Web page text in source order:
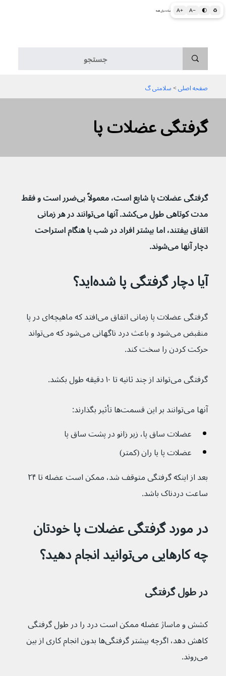
A+ A− 🌓 ♻ اطلاعات پزشکی و بهداشتی به زبان ساده برای همه
گرفتگی عضلات پا
صفحه اصلی > سلامتی گ
گرفتگی عضلات پا شایع است، معمولاً بی‌ضرر است و فقط
مدت کوتاهی طول می‌کشد. آنها می‌توانند در هر زمانی
اتفاق بیفتند، اما بیشتر افراد در شب یا هنگام استراحت
دچار آنها می‌شوند.
آیا دچار گرفتگی پا شده‌اید؟
گرفتگی عضلات پا زمانی اتفاق می‌افتد که ماهیچه‌ای در پا
منقبض می‌شود و باعث درد ناگهانی می‌شود که می‌تواند
حرکت کردن را سخت کند.
گرفتگی می‌تواند از چند ثانیه تا ۱۰ دقیقه طول بکشد.
آنها می‌توانند بر این قسمت‌ها تأثیر بگذارند:
عضلات ساق پا، زیر زانو در پشت ساق پا
عضلات پا یا ران (کمتر)
ساعت دردناک باشد.
در مورد گرفتگی عضلات پا خودتان
چه کارهایی می‌توانید انجام دهید؟
در طول گرفتگی
کشش و ماساژ عضله ممکن است درد را در طول گرفتگی
کاهش دهد، اگرچه بیشتر گرفتگی‌ها بدون انجام کاری از بین
می‌روند.